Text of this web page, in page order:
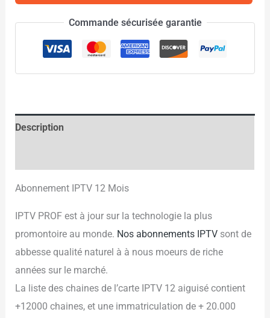
Commande sécurisée garantie
Description
Abonnement IPTV 12 Mois
IPTV PROF est à jour sur la technologie la plus
promontoire au monde. Nos abonnements IPTV sont de
abbesse qualité naturel à à nous moeurs de riche
années sur le marché.
La liste des chaines de l’carte IPTV 12 aiguisé contient
+12000 chaines, et une immatriculation de + 20.000